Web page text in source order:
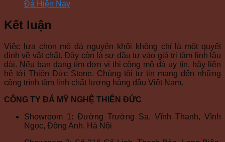
Đá Hiện Nay
Kết luận
Việc lựa chọn mộ đá nguyên khối không chỉ là một quyết
định về vật chất. Đây còn là sự đầu tư vào giá trị tâm linh lâu
dài. Nếu bạn đang tìm đơn vị thi công mộ đá uy tín, hãy liên
hệ tới Thiên Đức Stone. Chúng tôi tự tin mang đến những
công trình tâm linh chất lượng hàng đầu Việt Nam.
CÔNG TY ĐÁ MỸ NGHỆ THIÊN ĐỨC
Showroom 1: Đường Trường Sa, Vĩnh Thanh, Vĩnh
Ngọc, Đông Anh, Hà Nội